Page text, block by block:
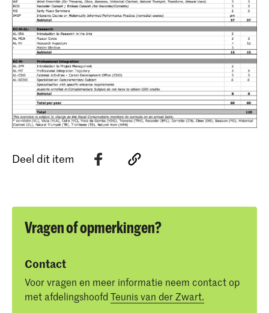
Deel dit item
Vragen of opmerkingen?
Contact
Voor vragen en meer informatie neem contact op
met afdelingshoofdTeunis van der Zwart.